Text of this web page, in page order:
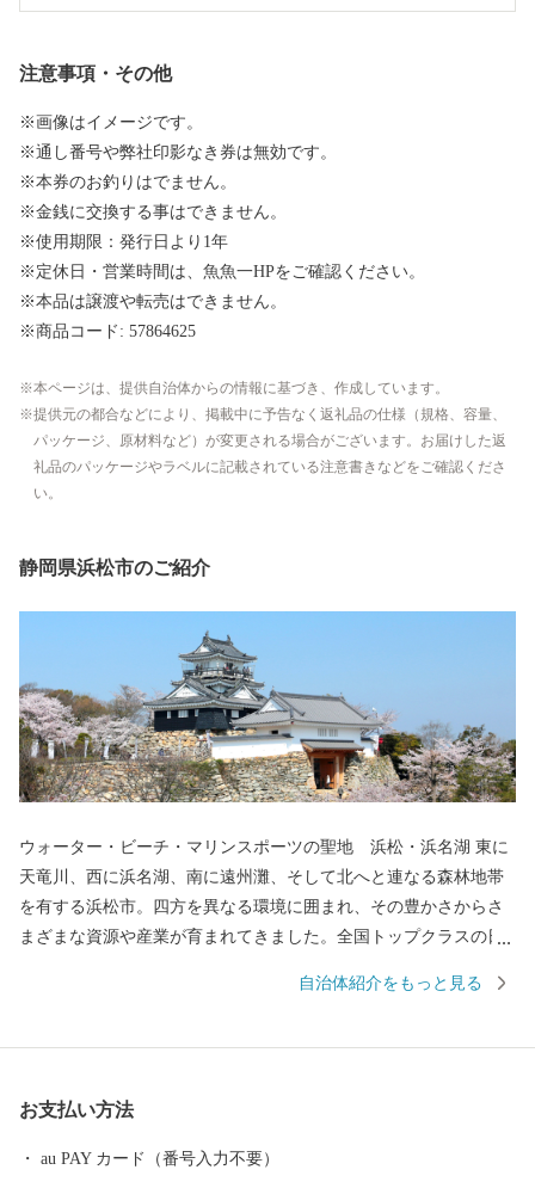
注意事項・その他
※画像はイメージです。
※通し番号や弊社印影なき券は無効です。
※本券のお釣りはでません。
※金銭に交換する事はできません。
※使用期限：発行日より1年
※定休日・営業時間は、魚魚一HPをご確認ください。
※本品は譲渡や転売はできません。
※商品コード: 57864625
本ページは、提供自治体からの情報に基づき、作成しています。
提供元の都合などにより、掲載中に予告なく返礼品の仕様（規格、容量、
パッケージ、原材料など）が変更される場合がございます。お届けした返
礼品のパッケージやラベルに記載されている注意書きなどをご確認くださ
い。
静岡県浜松市のご紹介
ウォーター・ビーチ・マリンスポーツの聖地 浜松・浜名湖 東に
天竜川、西に浜名湖、南に遠州灘、そして北へと連なる森林地帯
を有する浜松市。四方を異なる環境に囲まれ、その豊かさからさ
まざまな資源や産業が育まれてきました。全国トップクラスの日
ほか、楽器やオートバイ、繊維、食品など、ものづくりの街は生
まなウォーター・ビーチ・マリンスポーツを楽しむことができ、
自治体紹介をもっと見る
お支払い方法
au PAY カード（番号入力不要）